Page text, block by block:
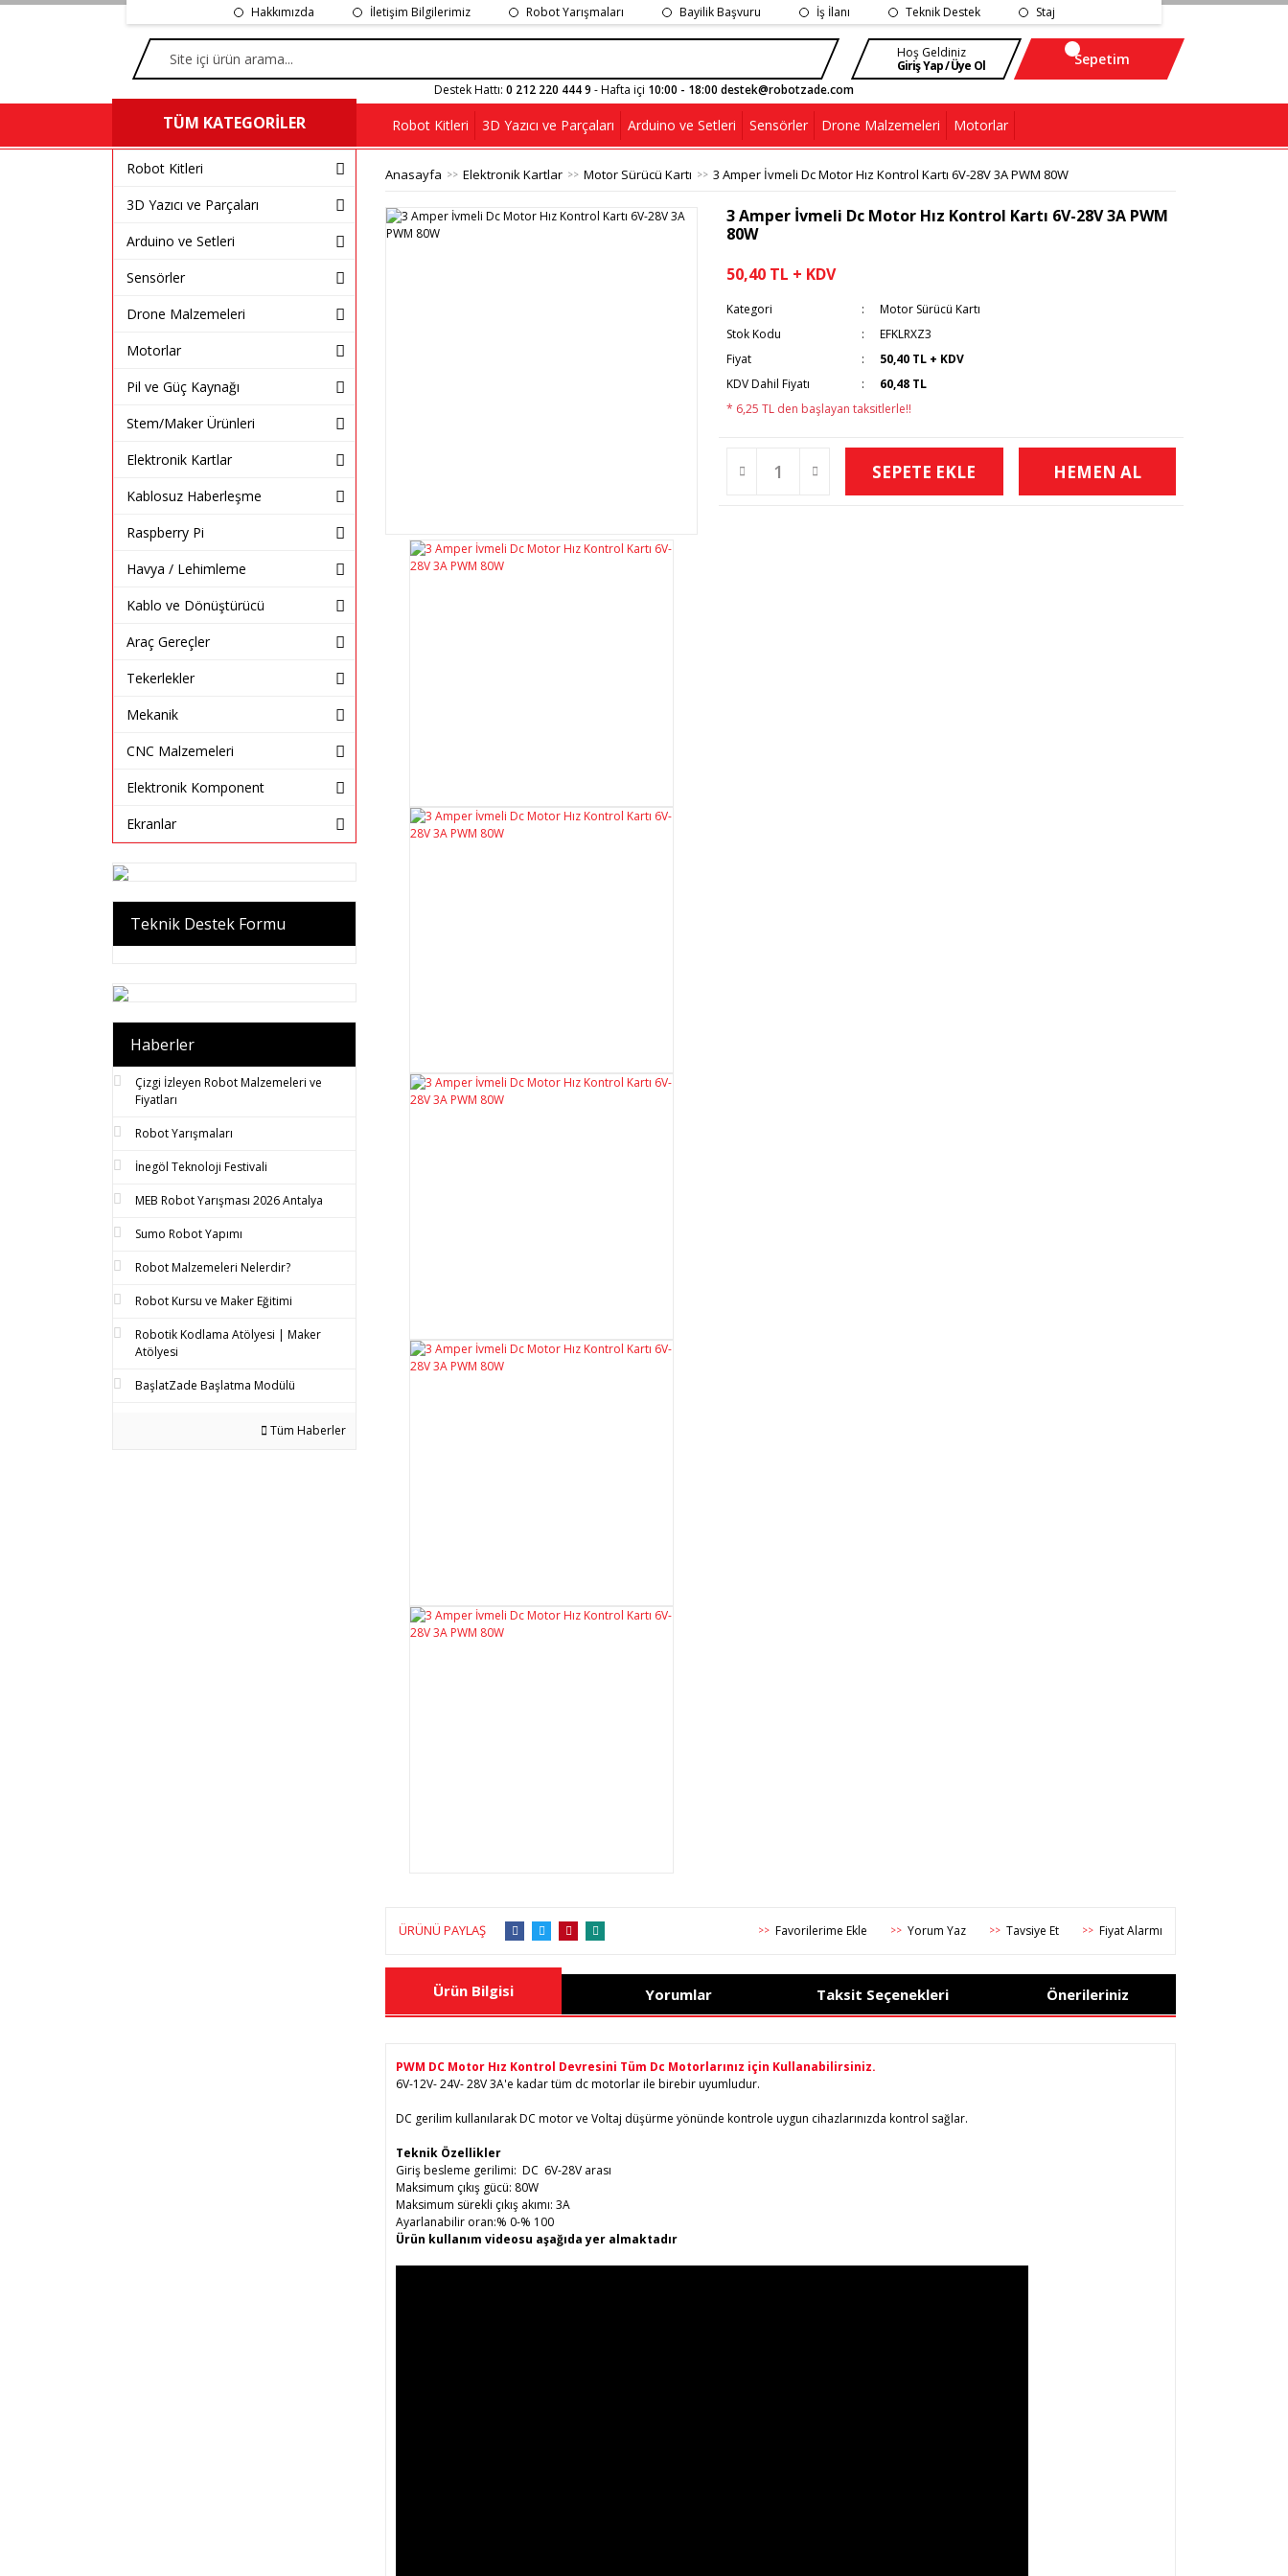
Hakkımızda İletişim Bilgilerimiz Robot Yarışmaları Bayilik Başvuru İş İlanı Teknik Destek Staj
Hoş Geldiniz
Giriş Yap / Üye Ol
Sepetim
Destek Hattı: 0 212 220 444 9 - Hafta içi 10:00 - 18:00 destek@robotzade.com
TÜM KATEGORİLER Robot Kitleri 3D Yazıcı ve Parçaları Arduino ve Setleri Sensörler Drone Malzemeleri Motorlar
Robot Kitleri
3D Yazıcı ve Parçaları
Arduino ve Setleri
Sensörler
Drone Malzemeleri
Motorlar
Pil ve Güç Kaynağı
Stem/Maker Ürünleri
Elektronik Kartlar
Kablosuz Haberleşme
Raspberry Pi
Havya / Lehimleme
Kablo ve Dönüştürücü
Araç Gereçler
Tekerlekler
Mekanik
CNC Malzemeleri
Elektronik Komponent
Ekranlar
Teknik Destek Formu
Haberler
Çizgi İzleyen Robot Malzemeleri ve
Fiyatları
Robot Yarışmaları
İnegöl Teknoloji Festivali
MEB Robot Yarışması 2026 Antalya
Sumo Robot Yapımı
Robot Malzemeleri Nelerdir?
Robot Kursu ve Maker Eğitimi
Robotik Kodlama Atölyesi | Maker
Atölyesi
BaşlatZade Başlatma Modülü
Tüm Haberler
Anasayfa Elektronik Kartlar Motor Sürücü Kartı 3 Amper İvmeli Dc Motor Hız Kontrol Kartı 6V-28V 3A PWM 80W
3 Amper İvmeli Dc Motor Hız Kontrol Kartı 6V-28V 3A PWM
80W
50,40 TL + KDV
Kategori
Motor Sürücü Kartı
Stok Kodu
EFKLRXZ3
Fiyat
50,40 TL + KDV
KDV Dahil Fiyatı
60,48 TL
* 6,25 TL den başlayan taksitlerle!!
SEPETE EKLE HEMEN AL
ÜRÜNÜ PAYLAŞ >> >> Yorum Yaz >> Tavsiye Et >> Fiyat Alarmı
Ürün Bilgisi Yorumlar Taksit Seçenekleri Önerileriniz
PWM DC Motor Hız Kontrol Devresini Tüm Dc Motorlarınız için Kullanabilirsiniz.
6V-12V- 24V- 28V 3A'e kadar tüm dc motorlar ile birebir uyumludur.
DC gerilim kullanılarak DC motor ve Voltaj düşürme yönünde kontrole uygun cihazlarınızda kontrol sağlar.
Teknik Özellikler
Giriş besleme gerilimi: DC 6V-28V arası
Maksimum çıkış gücü: 80W
Maksimum sürekli çıkış akımı: 3A
Ayarlanabilir oran:% 0-% 100
Ürün kullanım videosu aşağıda yer almaktadır